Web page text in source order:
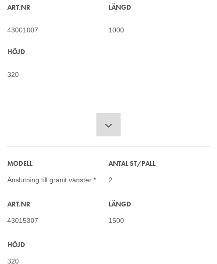
ART.NR
43001007
LÄNGD
1000
HÖJD
320
MODELL
Anslutning till granit vänster *
ART.NR
43015307
LÄNGD
1500
HÖJD
320
ANTAL ST/PALL
2